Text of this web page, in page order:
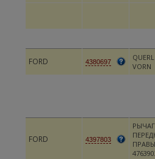
FORD 4380697
VORN
FORD 4397803
РЫЧАГ